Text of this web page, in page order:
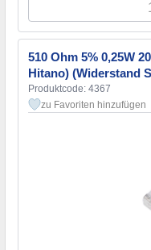
510 Ohm 5% 0,25W
Hitano) (Widerstand
Produktcode: 4367
zu Favoriten hinzufügen